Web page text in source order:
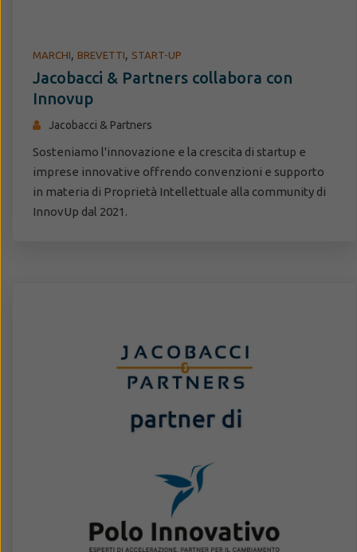
MARCHI, BREVETTI, START-UP
Jacobacci & Partners collabora con
Innovup
Jacobacci & Partners
Sosteniamo l'innovazione e la crescita di startup e
imprese innovative offrendo convenzioni e supporto
in materia di Proprietà Intellettuale alla community di
InnovUp dal 2021.